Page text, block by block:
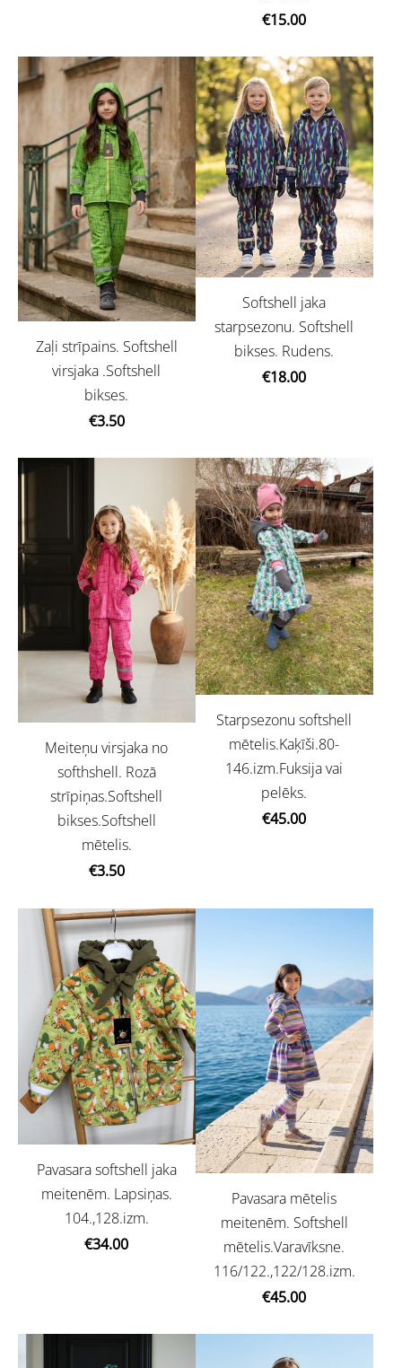
€15.00
Zaļi strīpains. Softshell
virsjaka .Softshell
bikses.
€3.50
Softshell jaka
starpsezonu. Softshell
bikses. Rudens.
€18.00
Meiteņu virsjaka no
softhshell. Rozā
strīpiņas.Softshell
bikses.Softshell
mētelis.
€3.50
Starpsezonu softshell
mētelis.Kaķīši.80-
146.izm.Fuksija vai
pelēks.
€45.00
Pavasara softshell jaka
meitenēm. Lapsiņas.
104.,128.izm.
€34.00
Pavasara mētelis
meitenēm. Softshell
mētelis.Varavīksne.
116/122.,122/128.izm.
€45.00